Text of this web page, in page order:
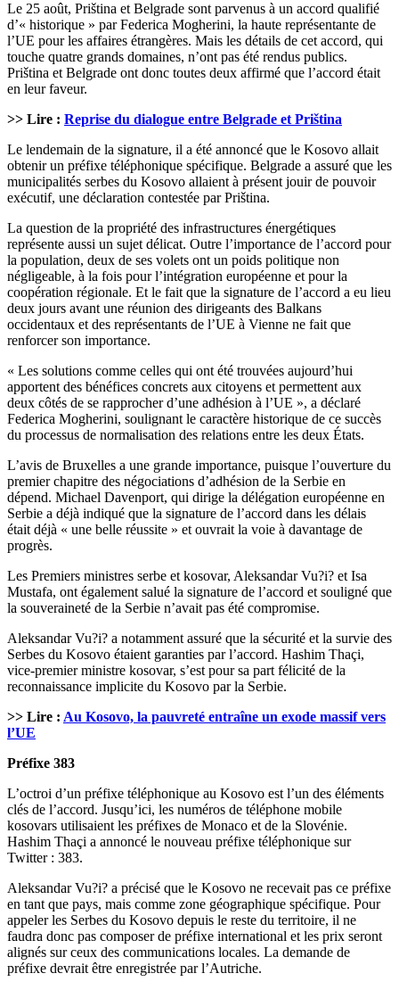
Le 25 août, Priština et Belgrade sont parvenus à un accord qualifié
d’« historique » par Federica Mogherini, la haute représentante de
l’UE pour les affaires étrangères. Mais les détails de cet accord, qui
touche quatre grands domaines, n’ont pas été rendus publics.
Priština et Belgrade ont donc toutes deux affirmé que l’accord était
en leur faveur.
>> Lire : Reprise du dialogue entre Belgrade et Priština
Le lendemain de la signature, il a été annoncé que le Kosovo allait
obtenir un préfixe téléphonique spécifique. Belgrade a assuré que les
municipalités serbes du Kosovo allaient à présent jouir de pouvoir
exécutif, une déclaration contestée par Priština.
La question de la propriété des infrastructures énergétiques
représente aussi un sujet délicat. Outre l’importance de l’accord pour
la population, deux de ses volets ont un poids politique non
négligeable, à la fois pour l’intégration européenne et pour la
coopération régionale. Et le fait que la signature de l’accord a eu lieu
deux jours avant une réunion des dirigeants des Balkans
occidentaux et des représentants de l’UE à Vienne ne fait que
renforcer son importance.
« Les solutions comme celles qui ont été trouvées aujourd’hui
apportent des bénéfices concrets aux citoyens et permettent aux
deux côtés de se rapprocher d’une adhésion à l’UE », a déclaré
Federica Mogherini, soulignant le caractère historique de ce succès
du processus de normalisation des relations entre les deux États.
L’avis de Bruxelles a une grande importance, puisque l’ouverture du
premier chapitre des négociations d’adhésion de la Serbie en
dépend. Michael Davenport, qui dirige la délégation européenne en
Serbie a déjà indiqué que la signature de l’accord dans les délais
était déjà « une belle réussite » et ouvrait la voie à davantage de
progrès.
Les Premiers ministres serbe et kosovar, Aleksandar Vu?i? et Isa
Mustafa, ont également salué la signature de l’accord et souligné que
la souveraineté de la Serbie n’avait pas été compromise.
Aleksandar Vu?i? a notamment assuré que la sécurité et la survie des
Serbes du Kosovo étaient garanties par l’accord. Hashim Thaçi,
vice-premier ministre kosovar, s’est pour sa part félicité de la
reconnaissance implicite du Kosovo par la Serbie.
>> Lire : Au Kosovo, la pauvreté entraîne un exode massif vers
l’UE
Préfixe 383
L’octroi d’un préfixe téléphonique au Kosovo est l’un des éléments
clés de l’accord. Jusqu’ici, les numéros de téléphone mobile
kosovars utilisaient les préfixes de Monaco et de la Slovénie.
Hashim Thaçi a annoncé le nouveau préfixe téléphonique sur
Twitter : 383.
Aleksandar Vu?i? a précisé que le Kosovo ne recevait pas ce préfixe
en tant que pays, mais comme zone géographique spécifique. Pour
appeler les Serbes du Kosovo depuis le reste du territoire, il ne
faudra donc pas composer de préfixe international et les prix seront
alignés sur ceux des communications locales. La demande de
préfixe devrait être enregistrée par l’Autriche.